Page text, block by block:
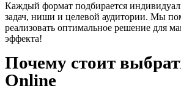
Каждый формат подбирается
задач, ниши и целевой аудитории. Мы
реализовать оптимальное решение для
эффекта!
Почему стоит
Online